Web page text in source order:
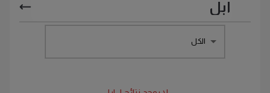
الكل